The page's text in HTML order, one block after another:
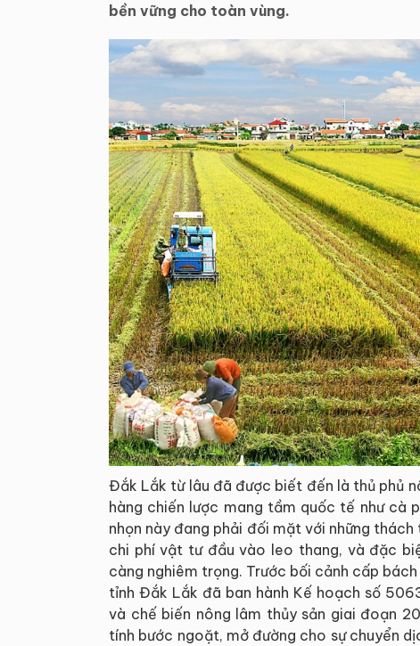
bền vững cho toàn vùng.
Đắk Lắk từ lâu đã được biết đến là thủ phủ
hàng chiến lược mang tầm quốc tế như cà
nhọn này đang phải đối mặt với những
chi phí vật tư đầu vào leo thang, và đặc
càng nghiêm trọng. Trước bối cảnh cấp
tỉnh Đắk Lắk đã ban hành Kế hoạch số
và chế biến nông lâm thủy sản giai đoạn
tính bước ngoặt, mở đường cho sự chuyển